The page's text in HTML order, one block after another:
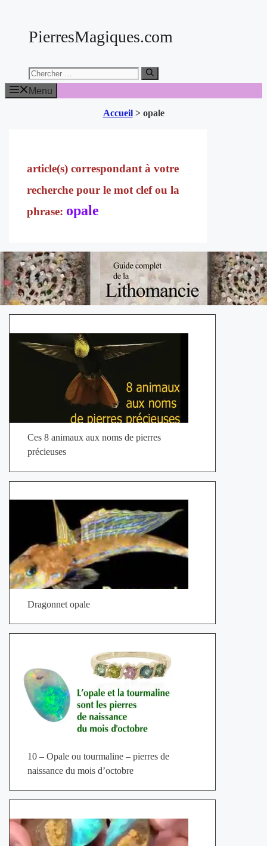
contenuPierresMagiques.com
Chercher:
Menu
Accueil> opale
opale
Ces 8 animaux aux noms de pierres
précieuses
Dragonnet opale
10 – Opale ou tourmaline – pierres de
naissance du mois d’octobre